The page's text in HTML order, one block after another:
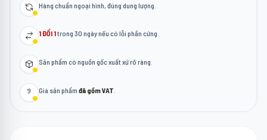
Hàng chuẩn ngoại hình, đúng dung lượng.
1 ĐỔI 1trong 30 ngày nếu có lỗi phần cứng.
Sản phẩm có nguồn gốc xuất xứ rõ ràng.
Giá sản phẩm đã gồm VAT